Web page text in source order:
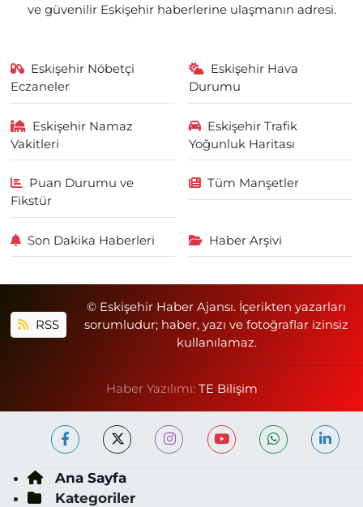
ve güvenilir Eskişehir haberlerine ulaşmanın adresi.
Eskişehir Nöbetçi
Eczaneler
Eskişehir Hava
Durumu
Eskişehir Namaz
Vakitleri
Eskişehir Trafik
Yoğunluk Haritası
Puan Durumu ve
Fikstür
Tüm Manşetler
Son Dakika Haberleri Haber Arşivi
RSS
© Eskişehir Haber Ajansı. İçerikten yazarları
sorumludur; haber, yazı ve fotoğraflar izinsiz
kullanılamaz.
Haber Yazılımı: TE Bilişim
Ana Sayfa
Kategoriler